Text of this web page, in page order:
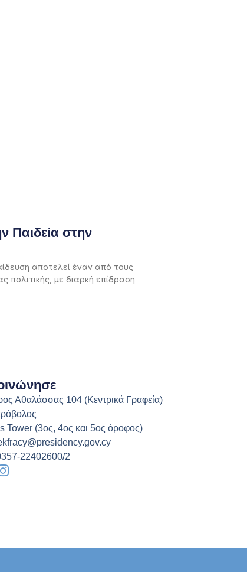
Παιδεία στην
αποτελεί έναν από τους
πολιτικής, με διαρκή επίδραση
Αθαλάσσας 104 (Κεντρικά Γραφεία)
Tower (3ος, 4ος και 5ος όροφος)
22402600/2
I
r